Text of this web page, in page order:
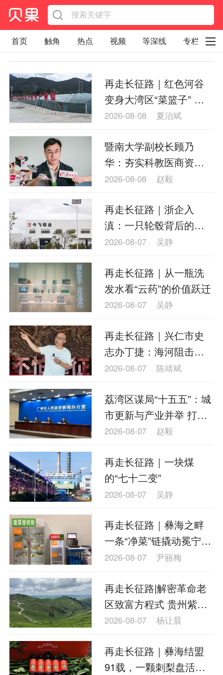
首页 触角 热点 视频 等深线 专栏
辉常道
荀瓜问道 商学院
报纸视频
企业面面观
太空星愿航天资讯
经济史话
等深线精选
事件
要闻
区域经济
科技
医药健康
文娱 体育 消费
银行
理财
资本市场
今日快评
我们来补课
图说
与老板对话
家族企业
品牌活动
企业快讯
智造
再走长征路｜红色河谷
变身大湾区“菜篮子” 黔
南龙里余下村的“共富密
2026-08-08 夏治斌
暨南大学副校长顾乃
华：夯实科教医商资源
优势 越秀区以产业焕新
2026-08-08 赵毅
再走长征路｜浙企入
滇：一只轮毂背后的产
业接力
2026-08-07 吴静
再走长征路｜从一瓶洗
发水看“云药”的价值跃迁
2026-08-07 吴静
再走长征路｜兴仁市史
志办丁捷：海河阻击战
为红军大部队赢得宝贵
2026-08-07 陈靖斌
荔湾区谋局“十五五”：城
市更新与产业并举 打造
新时代“广州会客厅”
2026-08-07 赵毅
再走长征路｜一块煤
的“七十二变”
2026-08-07 吴静
再走长征路｜彝海之畔
一条“净菜”链撬动冕宁食
品产业新局
2026-08-07 尹丽梅
再走长征路|解密革命老
区致富方程式 贵州紫云
如何拼出农业新版图？
2026-08-07 杨让晨
再走长征路｜彝海结盟
91载，一颗刺梨盘活大